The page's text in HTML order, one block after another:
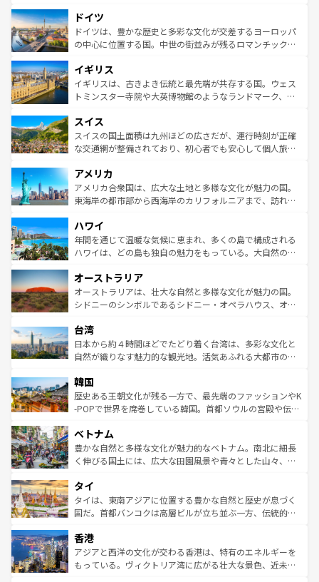
せる。地方によって風土や気候が異なるスペインはその個
性で訪れる人を魅了する。 なお、新着のスペイン情報は コ
ンテンツ一覧を参照してほしい。
で、幅広い魅力が詰まっている。華麗な宮殿、歴史的な大
聖堂、美しいビーチ、そして豊かな自然が、訪れる者を心
から魅了する。また、フランスは美食の国としても知ら
いる。シャンパンの発祥地であるランス、プロヴァンスの
香り高いラベンダー畑など、多彩な楽しみ方が可能だ。さ
らに、パリ以外の地域にも魅力が溢れており、どの街角に
れる地方に足を運ぶとそれぞれで全く異なる文化を体験で
きるだろう。 なお、新着のフランス情報はコンテンツ一覧
を参照してほしい。
ドイツ
ドイツは、豊かな歴史と多彩な文化が交差するヨーロッパ
の中心に位置する国。中世の街並みが残るロマンチック街
顔を持つこの国は、どこを歩いても飽きることがない。ベ
ルリンの文化的活気、バイエルン州のアルプスの絶景、そ
してライン川沿いのワイン畑といった風景は必見。ビール
は、お酒好きな人にはぜひ体験してほしい。 なお、新着の
ドイツ情報はコンテンツ一覧を参照してほしい。
イギリス
イギリスは、古きよき伝統と最先端が共存する国。ウェス
トミンスター寺院や大英博物館のようなランドマーク、歴
リアごとに異なる魅力がある。また、優雅なアフタヌーン
ティー、ビール好きにはたまらない英国パブ、サッカー観
戦など、本場だからこそできる体験も豊富。イギリスを旅
ンツ一覧を参照してほしい。
スイス
スイスの国土面積は九州ほどの広さだが、運行時刻が正確
な交通網が整備されており、初心者でも安心して個人旅行
の建物がそのまま残る町や、スイスならではのユニークな
博物館もあり、アルプス観光だけでなく町歩きも満喫する
ことができる。国民の所得が高いため物価も高いが、旅行
ば市内交通費無料で観光を楽しむこともできる。 なお、新
着のスイス情報はコンテンツ一覧 を参照してほしい。
アメリカ
アメリカ合衆国は、広大な土地と多様な文化が魅力の国。
東海岸の都市部から西海岸のカリフォルニアまで、訪れる
のような巨大都市は、観光、ショッピング、エンターテイ
ンメントが詰まった刺激的なスポットだ。一方、アメリカ
西部には大自然が広がり、グランドキャニオンやイエロー
部のニューオーリンズでは、音楽と美食が融合した独特の
文化が魅力。旅行者はアメリカの各地域で異なる魅力を楽
しみながら、その多様性と豊かな歴史を感じることができ
ならではの贅沢な旅のスタイルだ。 なお、新着のアメリカ
情報はコンテンツ一覧を参照してほしい。
ハワイ
年間を通じて温暖な気候に恵まれ、多くの島で構成される
ハワイは、どの島も独自の魅力をもっている。大自然の神
ワイ島は見逃せない。また、定番の観光地といえばオアフ
島だが、静かな自然を求めるならマウイ島やカウアイ島が
おすすめ。エメラルドグリーンに輝く海をはじめ、豊かな
れるおもてなしの心で訪れる人々を迎えてくれるハワイの
人々、おいしいローカルフードやハワイアンミュージッ
ク、伝統的なフラダンスなど、すべてがハワイの魅力を彩
ワイを、存分に味わってほしい。 なお、新着のハワイ情報
はコンテンツ一覧を参照してほしい。
オーストラリア
オーストラリアは、壮大な自然と多様な文化が魅力の国。
シドニーのシンボルであるシドニー・オペラハウス、オー
リアリーフや大陸中央部にそびえるウルル（エアーズロッ
ク）、タスマニアの美しい原生林やケアンズの熱帯雨林な
ど、見どころがたくさん。また、カフェやワイン、オージ
いる。アクティビティも充実しており、サーフィンやダイ
ビング、ハイキングなど、アウトドア好きにはたまらな
い。オーストラリアの多彩な魅力を存分に味わいつくそ
参照してほしい。
台湾
日本から約４時間ほどでたどり着く台湾は、多彩な文化と
自然が織りなす魅力的な観光地。活気あふれる大都市の台
ン）、静ひつな山岳地帯である台湾東部など、都市の喧騒
と山間の静けさが共存しており、訪れる人に新しい発見と
驚きをもたらしてくれる。また、奥深い台湾の食文化も魅
容にもいいと評判のスイーツなど、バラエティ豊かな料理
が味わえる。 なお、新着の台湾情報は コンテンツ一覧を参
照してほしい。
韓国
歴史ある王朝文化が残る一方で、最先端のファッションやK
-POPで世界を席巻している韓国。首都ソウルの宮殿や伝統
き、地方に足を延ばせば四季折々の自然美を楽しむことが
できる。そして、キムチや焼肉、絶品のストリートフード
まで、さまざまな韓国料理が待っている。夜には、韓国な
リティに包まれながら、韓国の多彩な魅力を心ゆくまで味
わってみてほしい。 なお、新着の韓国情報はコンテンツ一
覧を参照してほしい。
ベトナム
豊かな自然と多様な文化が魅力的なベトナム。南北に細長
く伸びる国土には、広大な田園風景や青々とした山々、世
急速な発展と共に伝統が息づく。ハノイの古い町並みやホ
ーチミン市のフランス統治時代の建物も、独特の雰囲気を
醸し出している。また、バラエティの豊かさとおいしさで
とつ。フォーやバインミー、ベトナムコーヒーなどは、ぜ
ひ現地で味わいたい。どの地域を訪れてもあたたかい人々
が旅行者を迎えてくれるので、きっと忘れられない旅にな
タイ
タイは、東南アジアに位置する豊かな自然と歴史が息づく
国だ。首都バンコクは高層ビルが立ち並ぶ一方、伝統的な
の活気が交差している。北部ではチェンマイなどの山岳地
帯で自然と触れ合い、南部ではプーケットやクラビの美し
いビーチでリゾート気分を楽しむことができる。タイ料理
香港
アジアと西洋の文化が交わる香港は、特有のエネルギーを
もっている。ヴィクトリア湾に広がる壮大な景色、近未来